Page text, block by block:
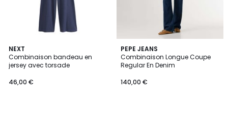
NEXT
Combinaison bandeau en
jersey avec torsade
46,00 €
PEPE JEANS
Combinaison Longue Coupe
Regular En Denim
140,00 €